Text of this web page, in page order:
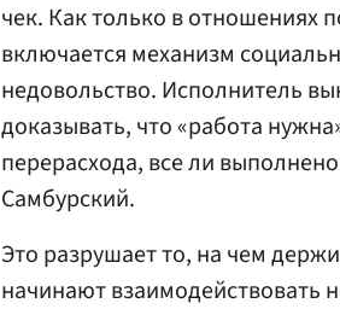
чек. Как только в отношениях
включается механизм
недовольство. Исполнитель
доказывать, что «работа
перерасхода, все ли
Самбурский.
Это разрушает то, на чем
начинают взаимодействовать